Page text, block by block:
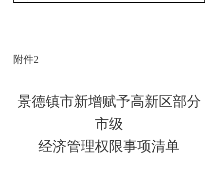
附件2
景德镇市新增赋予高新区部分
市级
经济管理权限事项清单